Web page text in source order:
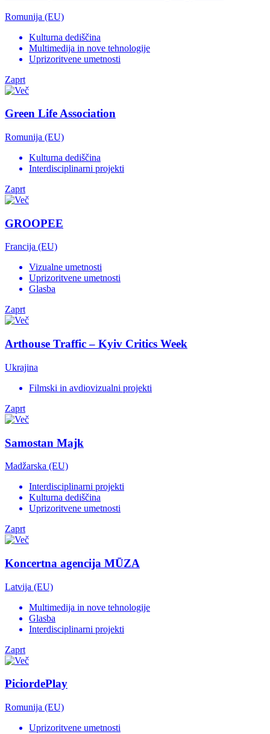
Romunija (EU)
Kulturna dediščina
Multimedija in nove tehnologije
Uprizoritvene umetnosti
Zaprt
Green Life Association
Romunija (EU)
Kulturna dediščina
Interdisciplinarni projekti
Zaprt
GROOPEE
Francija (EU)
Vizualne umetnosti
Uprizoritvene umetnosti
Glasba
Zaprt
Arthouse Traffic – Kyiv Critics Week
Ukrajina
Filmski in avdiovizualni projekti
Zaprt
Samostan Majk
Madžarska (EU)
Interdisciplinarni projekti
Kulturna dediščina
Uprizoritvene umetnosti
Zaprt
Koncertna agencija MŪZA
Latvija (EU)
Multimedija in nove tehnologije
Glasba
Interdisciplinarni projekti
Zaprt
PiciordePlay
Romunija (EU)
Uprizoritvene umetnosti